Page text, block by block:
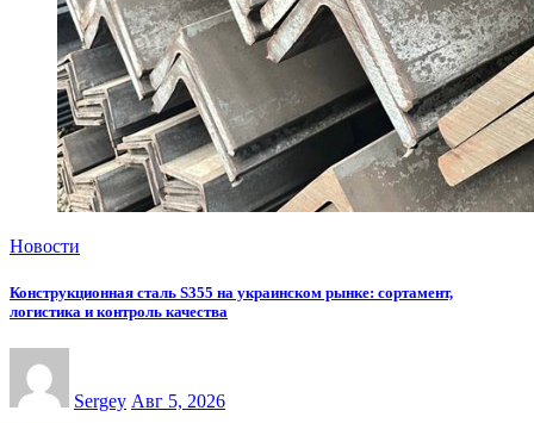
Новости
Конструкционная сталь S355 на украинском рынке: сортамент,
логистика и контроль качества
Sergey Авг 5, 2026